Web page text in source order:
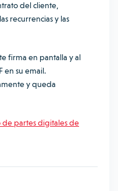
del cliente,
recurrencias y las
firma en pantalla y al
en su email.
y queda
partes digitales de